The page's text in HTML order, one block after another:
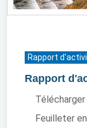
Rapport
Rapport
Feuilleter